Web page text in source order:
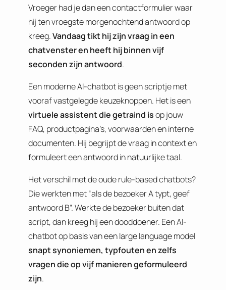
Vroeger had je dan een contactformulier waar
hij ten vroegste morgenochtend antwoord op
kreeg.Vandaag tikt hij zijn vraag in een
chatvenster en heeft hij binnen vijf
seconden zijn antwoord.
Een moderne AI-chatbot is geen scriptje met
vooraf vastgelegde keuzeknoppen. Het is een
virtuele assistent die getraind isop jouw
FAQ, productpagina’s, voorwaarden en interne
documenten. Hij begrijpt de vraag in context en
formuleert een antwoord in natuurlijke taal.
Het verschil met de oude rule-based chatbots?
Die werkten met “als de bezoeker A typt, geef
antwoord B”. Werkte de bezoeker buiten dat
script, dan kreeg hij een dooddoener. Een AI-
chatbot op basis van een large language model
snapt synoniemen, typfouten en zelfs
vragen die op vijf manieren geformuleerd
zijn.